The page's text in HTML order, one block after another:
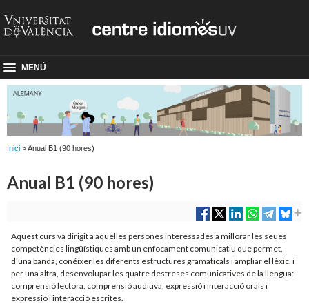
MENÚ
Inici > Anual B1 (90 hores)
Anual B1 (90 hores)
Aquest curs va dirigit a aquelles persones interessades a millorar les seues
competències lingüístiques amb un enfocament comunicatiu que permet,
d'una banda, conéixer les diferents estructures gramaticals i ampliar el lèxic, i
per una altra, desenvolupar les quatre destreses comunicatives de la llengua:
comprensió lectora, comprensió auditiva, expressió i interacció orals i
expressió i interacció escrites.